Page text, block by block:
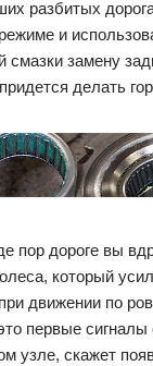
разбитых
и
смазки замену
делать
пор дороге вы
который
движении по
первые сигналы
узле, скажет